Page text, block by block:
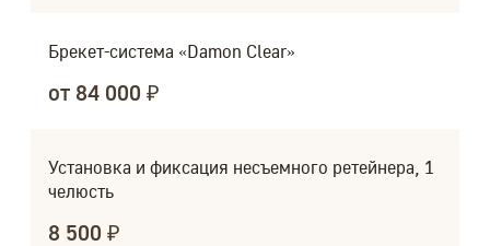
Брекет-система «Damon Clear»
от 84 000 ₽
Установка и фиксация несъемного ретейнера, 1
челюсть
8 500 ₽